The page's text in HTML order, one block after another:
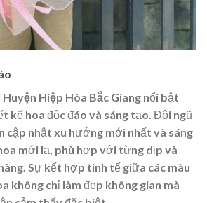
Hiệp Hòa Bắc Giang nổi bật
kế hoa độc đáo và sáng tạo. Đội ngũ
cập nhật xu hướng mới nhất và sáng
mới lạ, phù hợp với từng dịp và
Sự kết hợp tinh tế giữa các màu
không chỉ làm đẹp không gian mà